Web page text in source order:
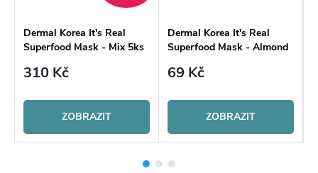
Dermal Korea It's Real
Superfood Mask - Mix 5ks
310 Kč
ZOBRAZIT
Dermal Korea It's Real
Superfood Mask - Almond
69 Kč
ZOBRAZIT